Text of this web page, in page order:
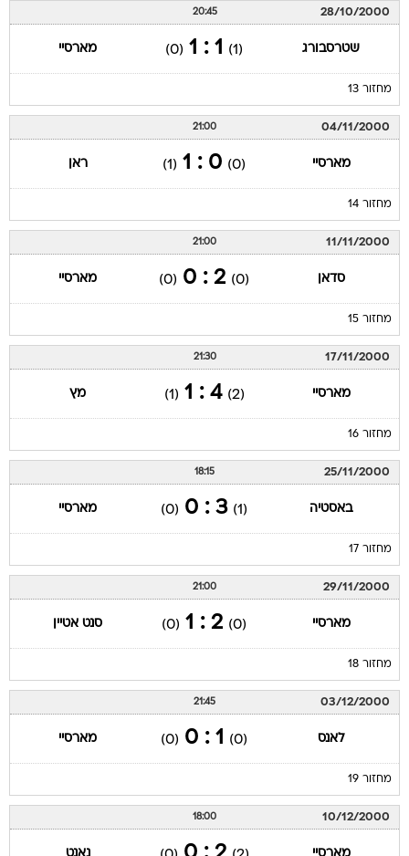
28/10/2000
20:45
שטרסבורג (1)
1 : 1
(0) מארסיי
מחזור 13
04/11/2000
21:00
מארסיי (0)
0 : 1
(1) ראן
מחזור 14
11/11/2000
21:00
סדאן (0)
2 : 0
(0) מארסיי
מחזור 15
17/11/2000
21:30
מארסיי (2)
4 : 1
(1) מץ
מחזור 16
25/11/2000
18:15
באסטיה (1)
3 : 0
(0) מארסיי
מחזור 17
29/11/2000
21:00
מארסיי (0)
2 : 1
(0) סנט אטיין
מחזור 18
03/12/2000
21:45
לאנס (0)
1 : 0
(0) מארסיי
מחזור 19
10/12/2000
18:00
מארסיי נאנט